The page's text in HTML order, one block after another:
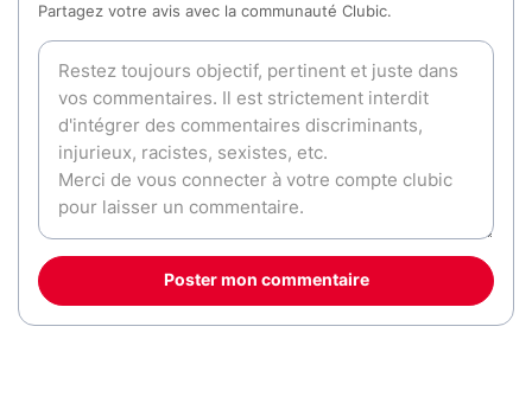
Partagez votre avis avec la communauté Clubic.
Poster mon commentaire